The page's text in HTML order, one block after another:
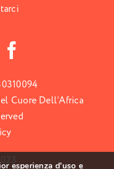
Cuore Dell’Africa
esperienza d'uso e